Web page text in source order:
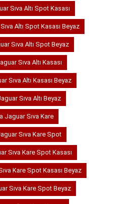
Sıva Altı Spot Kasası
Altı Spot Kasası Beyaz
Sıva Altı Spot Beyaz
Sıva Altı Kasası
Sıva Altı Kasası Beyaz
Sıva Altı Beyaz
Jaguar Sıva Kare
Sıva Kare Spot
Sıva Kare Spot Kasası
Kare Spot Kasası Beyaz
Sıva Kare Spot Beyaz